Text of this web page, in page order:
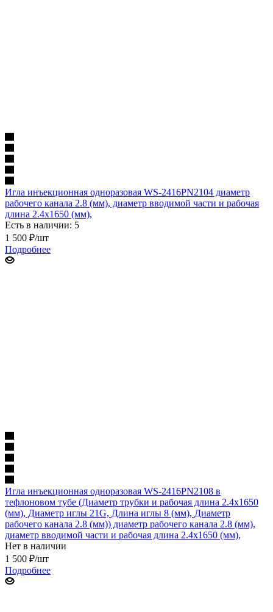
Игла инъекционная одноразовая WS-2416PN2104 диаметр
рабочего канала 2.8 (мм), диаметр вводимой части и рабочая
длина 2.4х1650 (мм),
Есть в наличии: 5
1 500 ₽/шт
Подробнее
Игла инъекционная одноразовая WS-2416PN2108 в
тефлоновом тубе (Диаметр трубки и рабочая длина 2.4х1650
(мм), Диаметр иглы 21G, Длина иглы 8 (мм), Диаметр
рабочего канала 2.8 (мм)) диаметр рабочего канала 2.8 (мм),
диаметр вводимой части и рабочая длина 2.4х1650 (мм),
Нет в наличии
1 500 ₽/шт
Подробнее